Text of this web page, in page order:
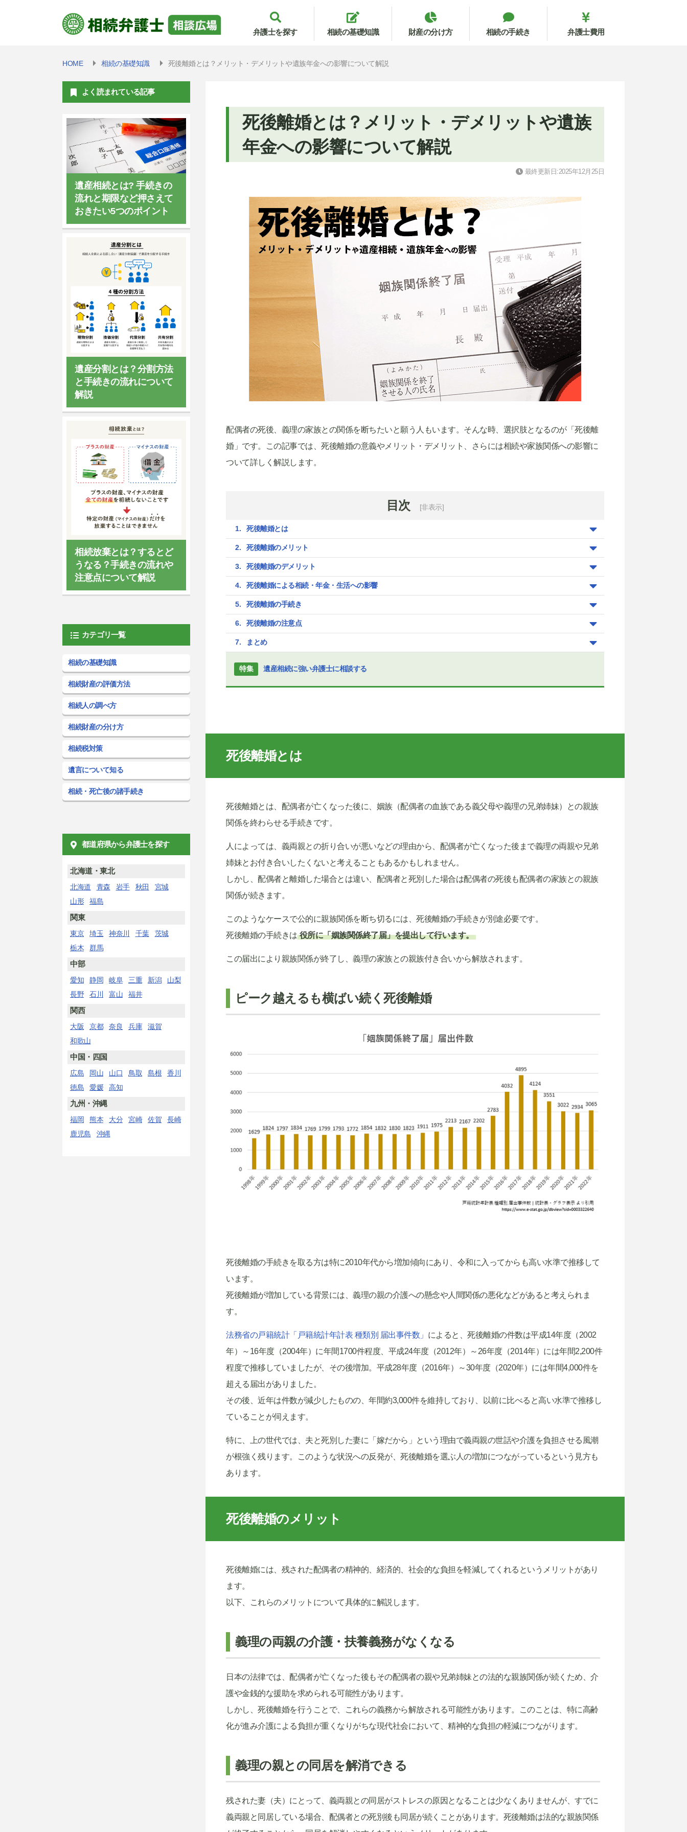
弁護士を探す 相続の基礎知識 財産の分け方 相続の手続き 弁護士費用
HOME 相続の基礎知識 死後離婚とは？メリット・デメリットや遺族年金への影響について解説
死後離婚とは？メリット・デメリットや遺族
年金への影響について解説
最終更新日:2025年12月25日
配偶者の死後、義理の家族との関係を断ちたいと願う人もいます。そんな時、選択肢となるのが「死後離
婚」です。この記事では、死後離婚の意義やメリット・デメリット、さらには相続や家族関係への影響に
ついて詳しく解説します。
目次 [非表示]
死後離婚とは
死後離婚のメリット
死後離婚のデメリット
死後離婚による相続・年金・生活への影響
死後離婚の手続き
死後離婚の注意点
まとめ
特集 遺産相続に強い弁護士に相談する
死後離婚とは
死後離婚とは、 配偶者が亡くなった後に、姻族（配偶者の血族である義父母や義理の兄弟姉妹）との親族
関係を終わらせる手続きです。
人によっては、義両親との折り合いが悪いなどの理由から、配偶者が亡くなった後まで義理の両親や兄弟
姉妹とお付き合いしたくないと考えることもあるかもしれません。
しかし、配偶者と離婚した場合とは違い、配偶者と死別した場合は配偶者の死後も配偶者の家族との親族
関係が続きます。
このようなケースで公的に親族関係を断ち切るには、死後離婚の手続きが別途必要です。
死後離婚の手続きは 役所に「姻族関係終了届」を提出して行います。
この届出により親族関係が終了し、義理の家族との親族付き合いから解放されます。
ピーク越えるも横ばい続く死後離婚
死後離婚の手続きを取る方は特に2010年代から増加傾向にあり、令和に入ってからも高い水準で推移して
います。
死後離婚が増加している背景には、義理の親の介護への懸念や人間関係の悪化などがあると考えられま
す。
法務省の戸籍統計「戸籍統計年計表 種類別 届出事件数」 によると、死後離婚の件数は平成14年度（2002
年）～16年度（2004年）に年間1700件程度、平成24年度（2012年）～26年度（2014年）には年間2,200件
程度で推移していましたが、その後増加。平成28年度（2016年）～30年度（2020年）には年間4,000件を
超える届出がありました。
その後、近年は件数が減少したものの、年間約3,000件を維持しており、以前に比べると高い水準で推移し
ていることが伺えます。
特に、上の世代では、夫と死別した妻に「嫁だから」という理由で義両親の世話や介護を負担させる風潮
が根強く残ります。このような状況への反発が、死後離婚を選ぶ人の増加につながっているという見方も
あります。
死後離婚のメリット
死後離婚には、残された配偶者の精神的、経済的、社会的な負担を軽減してくれるというメリットがあり
ます。
以下、これらのメリットについて具体的に解説します。
義理の両親の介護・扶養義務がなくなる
日本の法律では、配偶者が亡くなった後もその配偶者の親や兄弟姉妹との法的な親族関係が続くため、介
護や金銭的な援助を求められる可能性があります。
しかし、死後離婚を行うことで、これらの義務から解放される可能性があります。このことは、特に高齢
化が進み介護による負担が重くなりがちな現代社会において、精神的な負担の軽減につながります。
義理の親との同居を解消できる
残された妻（夫）にとって、義両親との同居がストレスの原因となることは少なくありませんが、すでに
義両親と同居している場合、配偶者との死別後も同居が続くことがあります。死後離婚は法的な親族関係
よく読まれている記事
遺産相続とは? 手続きの
流れと期限など押さえて
おきたい5つのポイント
遺産分割とは？分割方法
と手続きの流れについて
解説
相続放棄とは？するとど
うなる？手続きの流れや
注意点について解説
カテゴリ一覧
相続の基礎知識
相続財産の評価方法
相続人の調べ方
相続財産の分け方
相続税対策
遺言について知る
相続・死亡後の諸手続き
都道府県から弁護士を探す
北海道・東北
北海道 青森 岩手 秋田
宮城
山形
福島
関東
東京 埼玉 神奈川 千葉
茨城
栃木
群馬
中部
愛知 静岡 岐阜 三重 新潟
山梨
長野
石川 富山 福井
関西
大阪 京都 奈良 兵庫
滋賀
和歌山
中国・四国
広島 岡山 山口 鳥取 島根
香川
徳島
愛媛 高知
九州・沖縄
福岡 熊本 大分 宮崎 佐賀
長崎
鹿児島
沖縄